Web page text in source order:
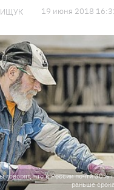
19 июня 2018
говорят, что в России почти
раньше